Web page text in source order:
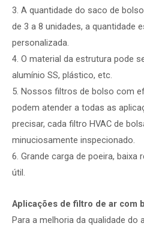
3. A quantidade do saco de
de 3 a 8 unidades, a quantidade
personalizada.
4. O material da estrutura pode
alumínio SS, plástico, etc.
5. Nossos filtros de bolso com
podem atender a todas as
precisar, cada filtro HVAC de
minuciosamente inspecionado.
6. Grande carga de poeira, baixa
útil.
Aplicações de filtro de ar com
Para a melhoria da qualidade